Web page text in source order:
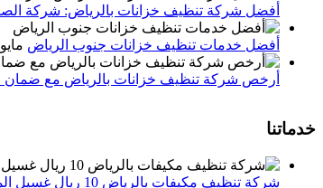
أفضل شركة تنظيف خزانات بالرياض: شركة
أفضل خدمات تنظيف خزانات جنوب الرياض مايو 4, 2025
أرخص شركة تنظيف خزانات بالرياض مع ضمان
خدماتنا
شركة تنظيف مكيفات بالرياض 10 ريال غسيل المكيف0539205789 تنظيف الوحدات الداخلية والخارجية